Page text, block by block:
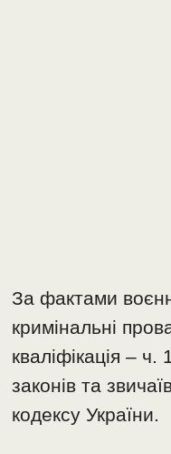
За фактами
кримінальні
кваліфікація –
законів та
кодексу України.